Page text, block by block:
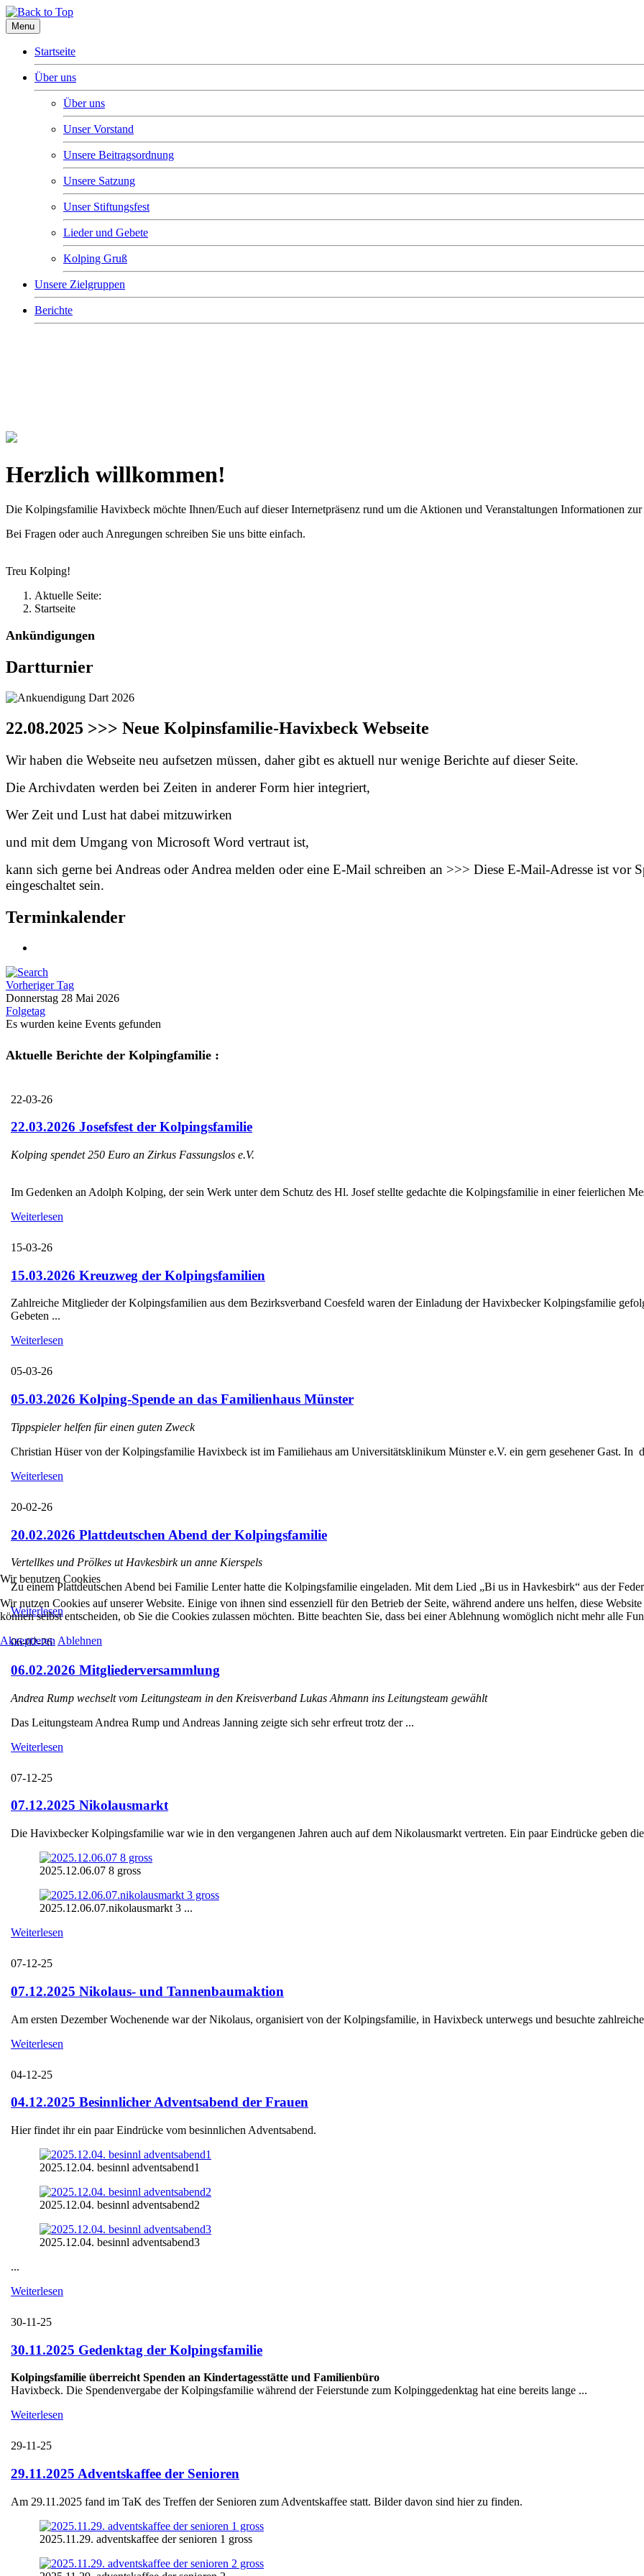
Menu
Startseite
Über uns
Über uns
Unser Vorstand
Unsere Beitragsordnung
Unsere Satzung
Unser Stiftungsfest
Lieder und Gebete
Kolping Gruß
Unsere Zielgruppen
Berichte
Herzlich willkommen!
Die Kolpingsfamilie Havixbeck möchte Ihnen/Euch auf dieser Internetpräsenz rund um die Aktionen und Veranstaltungen Informationen
Bei Fragen oder auch Anregungen schreiben Sie uns bitte einfach.
Treu Kolping!
Aktuelle Seite:
Startseite
Ankündigungen
Dartturnier
22.08.2025 >>> Neue Kolpinsfamilie-Havixbeck Webseite
Wir haben die Webseite neu aufsetzen müssen, daher gibt es aktuell nur wenige Berichte auf dieser Seite.
Die Archivdaten werden bei Zeiten in anderer Form hier integriert,
Wer Zeit und Lust hat dabei mitzuwirken
und mit dem Umgang von Microsoft Word vertraut ist,
kann sich gerne bei Andreas oder Andrea melden oder eine E-Mail schreiben an >>> Diese E-Mail-Adresse ist vor
eingeschaltet sein.
Terminkalender
Vorheriger Tag
Donnerstag 28 Mai 2026
Folgetag
Es wurden keine Events gefunden
Aktuelle Berichte der Kolpingfamilie :
22-03-26
22.03.2026 Josefsfest der Kolpingsfamilie
Kolping spendet 250 Euro an Zirkus Fassungslos e.V.
Im Gedenken an Adolph Kolping, der sein Werk unter dem Schutz des Hl. Josef stellte gedachte die Kolpingsfamilie in einer feierlichen
Weiterlesen
15-03-26
15.03.2026 Kreuzweg der Kolpingsfamilien
Zahlreiche Mitglieder der Kolpingsfamilien aus dem Bezirksverband Coesfeld waren der Einladung der Havixbecker Kolpingsfamilie
Gebeten ...
Weiterlesen
05-03-26
05.03.2026 Kolping-Spende an das Familienhaus Münster
Tippspieler helfen für einen guten Zweck
Christian Hüser von der Kolpingsfamilie Havixbeck ist im Familiehaus am Universitätsklinikum Münster e.V. ein gern gesehener Gast. In
Weiterlesen
20-02-26
20.02.2026 Plattdeutschen Abend der Kolpingsfamilie
Vertellkes und Prölkes ut Havkesbirk un anne Kierspels
Zu einem Plattdeutschen Abend bei Familie Lenter hatte die Kolpingsfamilie eingeladen. Mit dem Lied „Bi us in Havkesbirk“ aus der
Weiterlesen
06-02-26
06.02.2026 Mitgliederversammlung
Andrea Rump wechselt vom Leitungsteam in den Kreisverband Lukas Ahmann ins Leitungsteam gewählt
Das Leitungsteam Andrea Rump und Andreas Janning zeigte sich sehr erfreut trotz der ...
Weiterlesen
07-12-25
07.12.2025 Nikolausmarkt
Die Havixbecker Kolpingsfamilie war wie in den vergangenen Jahren auch auf dem Nikolausmarkt vertreten. Ein paar Eindrücke geben
2025.12.06.07 8 gross
2025.12.06.07.nikolausmarkt 3 ...
Weiterlesen
07-12-25
07.12.2025 Nikolaus- und Tannenbaumaktion
Am ersten Dezember Wochenende war der Nikolaus, organisiert von der Kolpingsfamilie, in Havixbeck unterwegs und besuchte
Weiterlesen
04-12-25
04.12.2025 Besinnlicher Adventsabend der Frauen
Hier findet ihr ein paar Eindrücke vom besinnlichen Adventsabend.
2025.12.04. besinnl adventsabend1
2025.12.04. besinnl adventsabend2
2025.12.04. besinnl adventsabend3
...
Weiterlesen
30-11-25
30.11.2025 Gedenktag der Kolpingsfamilie
Kolpingsfamilie überreicht Spenden an Kindertagesstätte und Familienbüro
Havixbeck. Die Spendenvergabe der Kolpingsfamilie während der Feierstunde zum Kolpinggedenktag hat eine bereits lange ...
Weiterlesen
29-11-25
29.11.2025 Adventskaffee der Senioren
Am 29.11.2025 fand im TaK des Treffen der Senioren zum Adventskaffee statt. Bilder davon sind hier zu finden.
2025.11.29. adventskaffee der senioren 1 gross
Wir benutzen Cookies
Wir nutzen Cookies auf unserer Website. Einige von ihnen sind essenziell für den Betrieb der Seite, während andere uns helfen, diese
können selbst entscheiden, ob Sie die Cookies zulassen möchten. Bitte beachten Sie, dass bei einer Ablehnung womöglich nicht mehr alle
Akzeptieren Ablehnen